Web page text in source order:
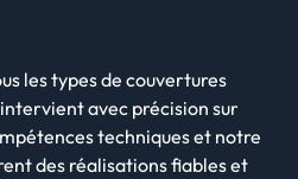
les types de couvertures
avec précision sur
techniques et notre
des réalisations fiables et